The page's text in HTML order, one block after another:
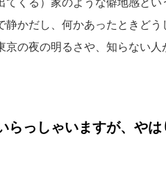
くる）家のような僻地感とい
かだし、何かあったときどう
京の夜の明るさや、知らない
っしゃいますが、やは